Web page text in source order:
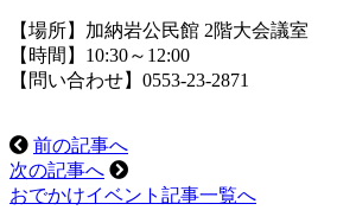
【場所】加納岩公民館 2階大会議室
【時間】10:30～12:00
【問い合わせ】0553-23-2871
前の記事へ
次の記事へ
おでかけイベント記事一覧へ